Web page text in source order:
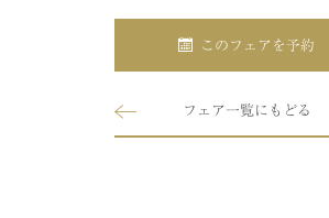
このフェアを予約
フェア一覧にもどる